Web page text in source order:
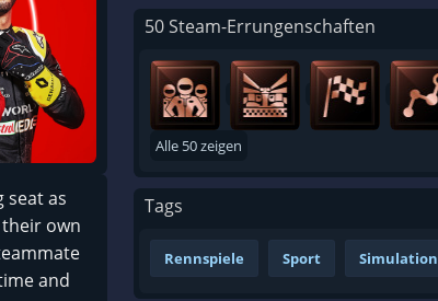
seat as
own
and
50 Steam-Errungenschaften
Alle 50 zeigen
Tags
Rennspiele Sport Simulation